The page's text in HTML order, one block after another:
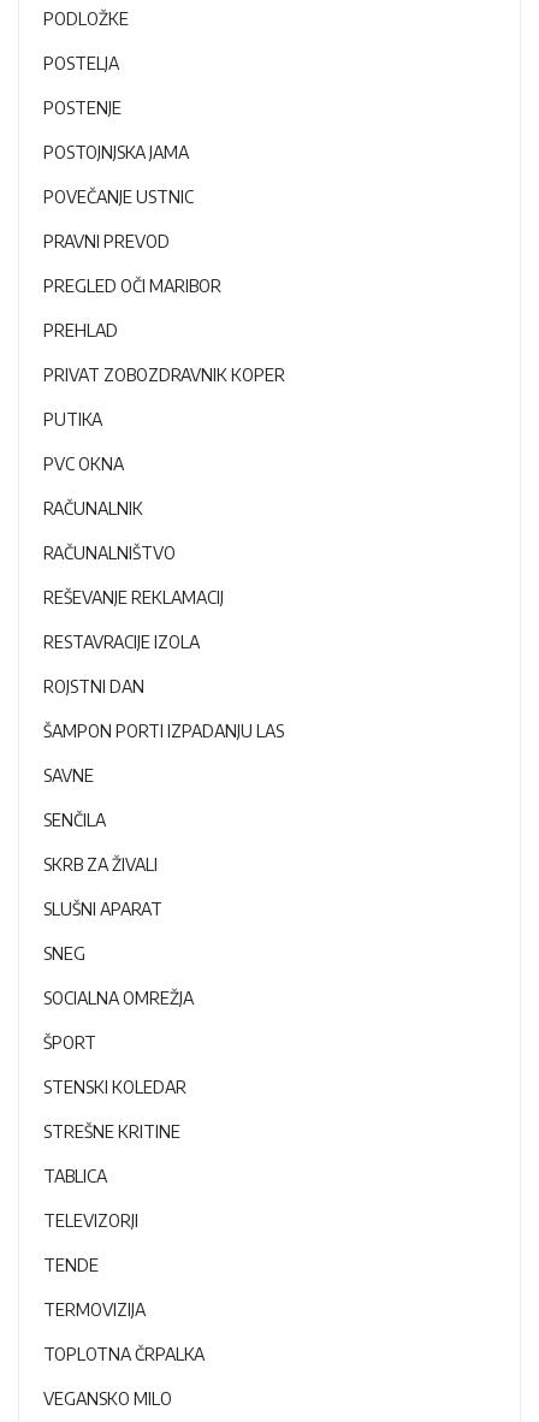
PODLOŽKE
POSTELJA
POSTENJE
POSTOJNJSKA JAMA
POVEČANJE USTNIC
PRAVNI PREVOD
PREGLED OČI MARIBOR
PREHLAD
PRIVAT ZOBOZDRAVNIK KOPER
PUTIKA
PVC OKNA
RAČUNALNIK
RAČUNALNIŠTVO
REŠEVANJE REKLAMACIJ
RESTAVRACIJE IZOLA
ROJSTNI DAN
ŠAMPON PORTI IZPADANJU LAS
SAVNE
SENČILA
SKRB ZA ŽIVALI
SLUŠNI APARAT
SNEG
SOCIALNA OMREŽJA
ŠPORT
STENSKI KOLEDAR
STREŠNE KRITINE
TABLICA
TELEVIZORJI
TENDE
TERMOVIZIJA
TOPLOTNA ČRPALKA
VEGANSKO MILO